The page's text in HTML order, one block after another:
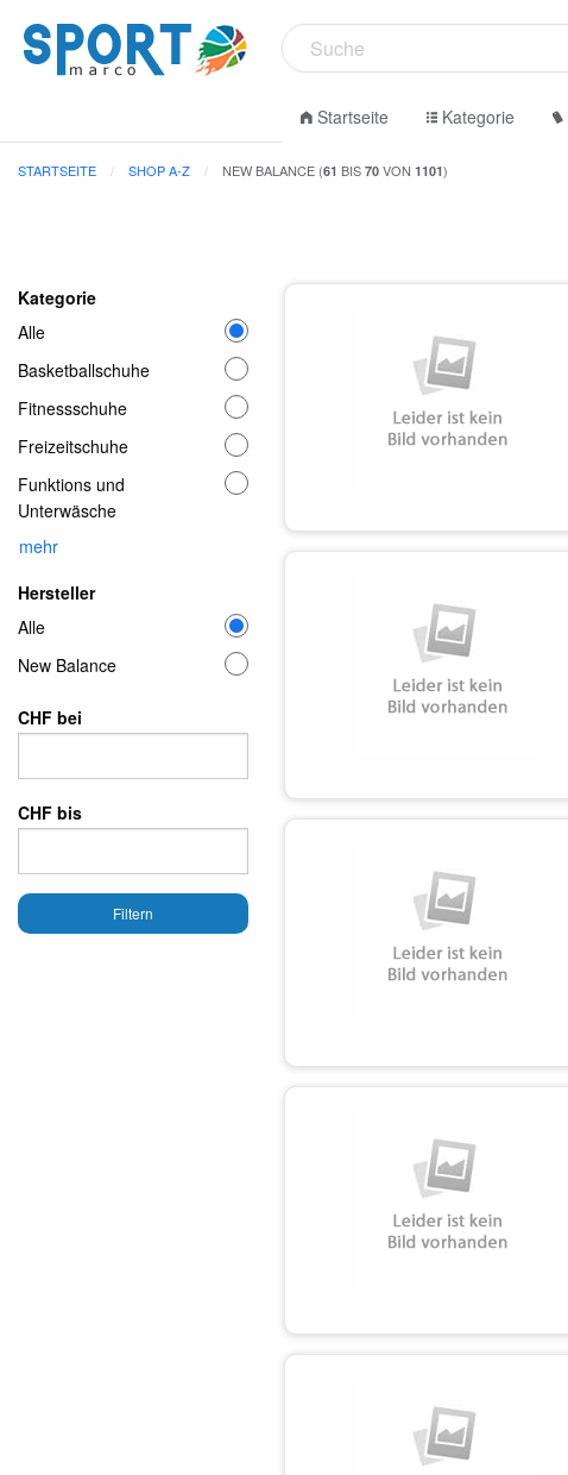
Startseite Kategorie
STARTSEITE SHOP A-Z NEW BALANCE (61 BIS 70 VON 1101)
Kategorie
Alle
Basketballschuhe
Fitnessschuhe
Freizeitschuhe
Funktions und
Unterwäsche
mehr
Hersteller
Alle
New Balance
CHF bei
CHF bis
Filtern